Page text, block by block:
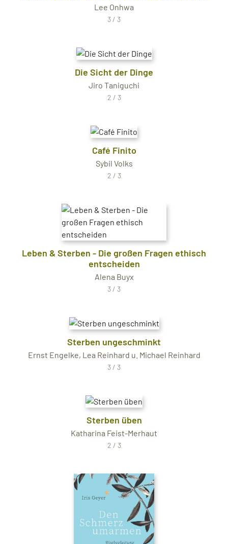
Lee Onhwa
3 / 3
Die Sicht der Dinge
Jiro Taniguchi
2 / 3
Café Finito
Sybil Volks
2 / 3
Leben & Sterben - Die großen Fragen ethisch
entscheiden
Alena Buyx
3 / 3
Sterben ungeschminkt
Ernst Engelke, Lea Reinhard u. Michael Reinhard
3 / 3
Sterben üben
Katharina Feist-Merhaut
2 / 3